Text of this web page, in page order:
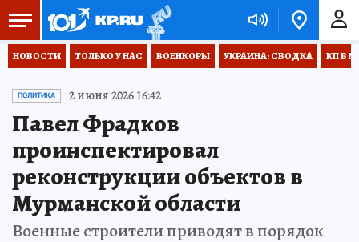
НОВОСТИ ТОЛЬКО У НАС ВОЕНКОРЫ УКРАИНА: СВОДКА КП В
ПОЛИТИКА 2 июня 2026 16:42
Павел Фрадков
проинспектировал
реконструкции объектов в
Мурманской области
Военные строители приводят в порядок